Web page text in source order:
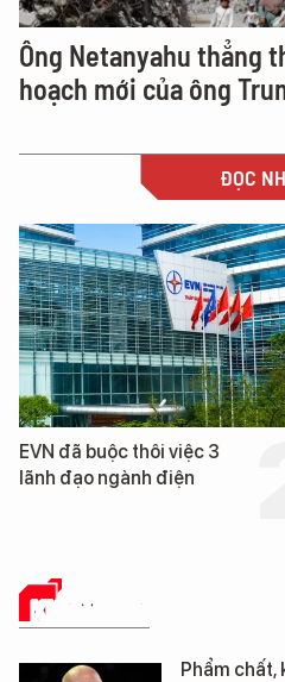
Ông Netanyahu thẳng
hoạch mới của ông
ĐỌC
Trung Quốc phát hiện “mỏ
cao su tự nhiên” từ một
KHÁM PHÁ
Phẩm chất,